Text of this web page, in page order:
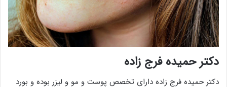
دکتر حمیده فرج زاده
دکتر حمیده فرج زاده دارای تخصص پوست و مو و لیزر بوده و بورد